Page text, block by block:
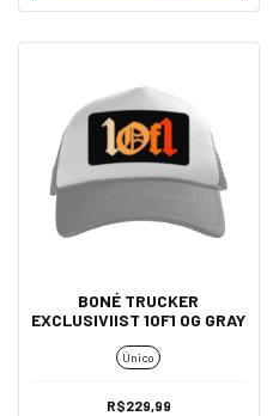
BONÉ TRUCKER
EXCLUSIVIIST 1OF1 OG GRAY
Único
R$229,99